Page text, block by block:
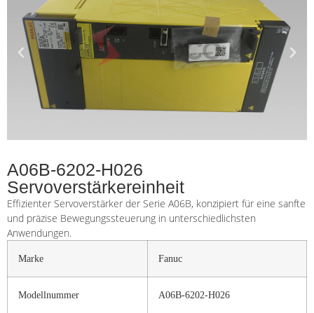
A06B-6202-H026
Servoverstärkereinheit
Effizienter Servoverstärker der Serie A06B, konzipiert für eine sanfte
und präzise Bewegungssteuerung in unterschiedlichsten
Anwendungen.
Marke Fanuc
Modellnummer A06B-6202-H026